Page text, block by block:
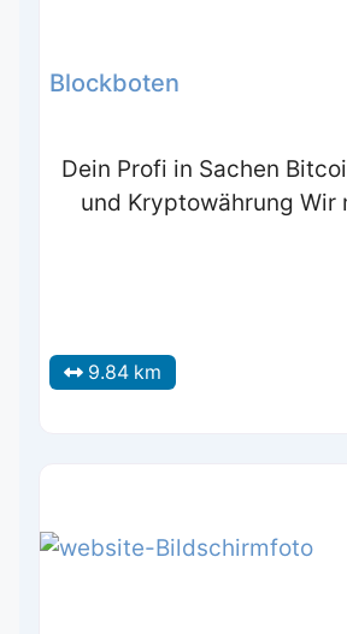
Blockboten
Dein Profi in Sachen
und Kryptowährung Wir
9.84 km